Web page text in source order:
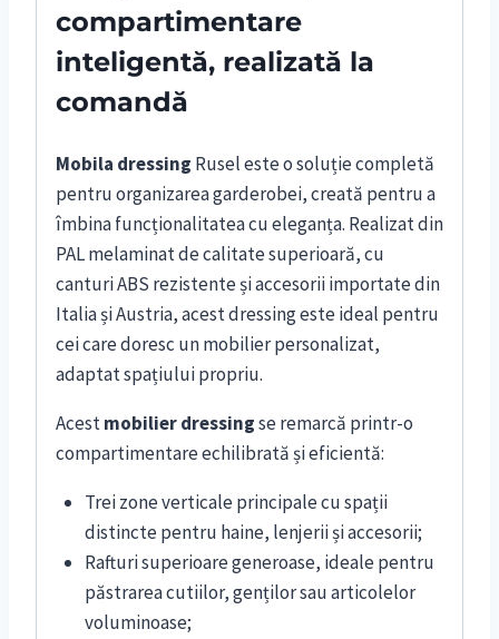
compartimentare
inteligentă, realizată la
comandă
Mobila dressing Rusel este o soluție completă
pentru organizarea garderobei, creată pentru a
îmbina funcționalitatea cu eleganța. Realizat din
PAL melaminat de calitate superioară, cu
canturi ABS rezistente și accesorii importate din
Italia și Austria, acest dressing este ideal pentru
cei care doresc un mobilier personalizat,
adaptat spațiului propriu.
Acestmobilier dressingse remarcă printr-o
compartimentare echilibrată și eficientă:
Trei zone verticale principale cu spații
distincte pentru haine, lenjerii și accesorii;
Rafturi superioare generoase, ideale pentru
păstrarea cutiilor, genților sau articolelor
voluminoase;